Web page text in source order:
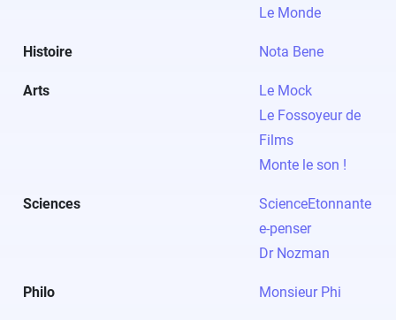
Le Monde
Histoire Nota Bene
Arts
Le Mock
Le Fossoyeur de
Films
Monte le son !
Sciences
ScienceEtonnante
e-penser
Dr Nozman
Philo Monsieur Phi